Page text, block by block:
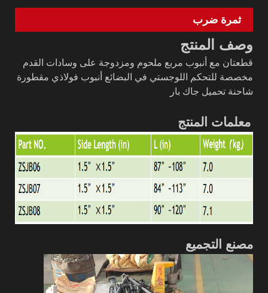
ثمرة ضرب
وصف المنتج
قطعتان مع أنبوب مربع ملحوم ومزدوجة على وسادات القدم
مخصصة للتحكم اللوجستي في البضائع أنبوب فولاذي مقطورة
شاحنة تحميل جاك بار
معلمات المنتج
مصنع التجميع